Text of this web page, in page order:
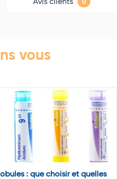
Avis clients 0
vous
: que choisir et quelles